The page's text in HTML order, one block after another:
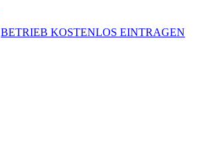
BETRIEB KOSTENLOS EINTRAGEN